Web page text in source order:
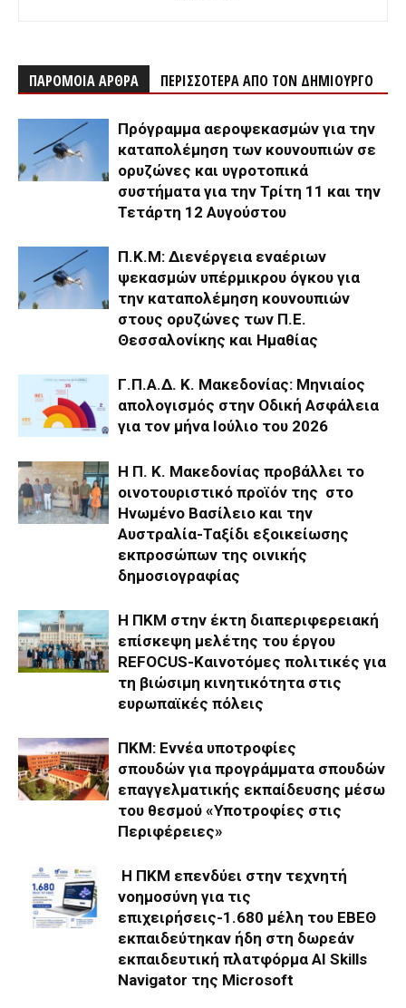
ΠΑΡΟΜΟΙΑ ΑΡΘΡΑ ΠΕΡΙΣΣΟΤΕΡΑ ΑΠΟ ΤΟΝ ΔΗΜΙΟΥΡΓΟ
Πρόγραμμα αεροψεκασμών για την
καταπολέμηση των κουνουπιών σε
ορυζώνες και υγροτοπικά
συστήματα για την Τρίτη 11 και την
Τετάρτη 12 Αυγούστου
Π.Κ.Μ: Διενέργεια εναέριων
ψεκασμών υπέρμικρου όγκου για
την καταπολέμηση κουνουπιών
στους ορυζώνες των Π.Ε.
Θεσσαλονίκης και Ημαθίας
Γ.Π.Α.Δ. Κ. Μακεδονίας: Μηνιαίος
απολογισμός στην Οδική Ασφάλεια
για τον μήνα Ιούλιο του 2026
H Π. Κ. Μακεδονίας προβάλλει το
οινοτουριστικό προϊόν της στο
Ηνωμένο Βασίλειο και την
Αυστραλία-Ταξίδι εξοικείωσης
εκπροσώπων της οινικής
δημοσιογραφίας
Η ΠΚΜ στην έκτη διαπεριφερειακή
επίσκεψη μελέτης του έργου
REFOCUS-Καινοτόμες πολιτικές για
τη βιώσιμη κινητικότητα στις
ευρωπαϊκές πόλεις
ΠΚΜ: Εννέα υποτροφίες
σπουδών για προγράμματα σπουδών
επαγγελματικής εκπαίδευσης μέσω
του θεσμού «Υποτροφίες στις
Περιφέρειες»
Η ΠΚΜ επενδύει στην τεχνητή
νοημοσύνη για τις
επιχειρήσεις-1.680 μέλη του ΕΒΕΘ
εκπαιδεύτηκαν ήδη στη δωρεάν
εκπαιδευτική πλατφόρμα AI Skills
Navigator της Microsoft